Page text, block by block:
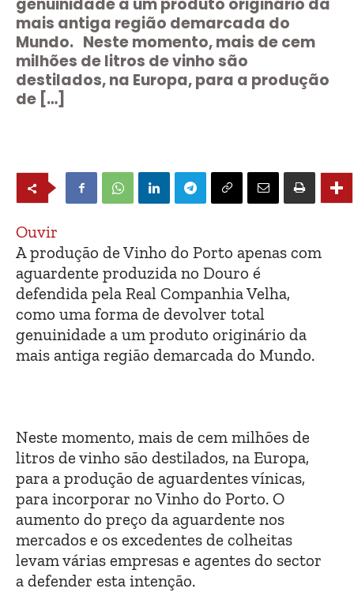
genuinidade a um produto originário da
mais antiga região demarcada do
Mundo. Neste momento, mais de cem
milhões de litros de vinho são
destilados, na Europa, para a produção
de […]
Ouvir
A produção de Vinho do Porto apenas com
aguardente produzida no Douro é
defendida pela Real Companhia Velha,
como uma forma de devolver total
genuinidade a um produto originário da
mais antiga região demarcada do Mundo.
Neste momento, mais de cem milhões de
litros de vinho são destilados, na Europa,
para a produção de aguardentes vínicas,
para incorporar no Vinho do Porto. O
aumento do preço da aguardente nos
mercados e os excedentes de colheitas
levam várias empresas e agentes do sector
a defender esta intenção.